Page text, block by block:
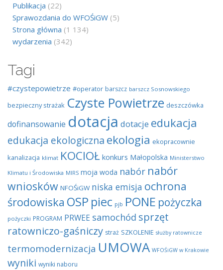
Publikacja (22)
Sprawozdania do WFOŚiGW (5)
Strona główna (1 134)
wydarzenia (342)
Tagi
#czystepowietrze #operator barszcz barszcz Sosnowskiego
bezpieczny strażak Czyste Powietrze deszczówka
dofinansowanie dotacja dotacje edukacja
edukacja ekologiczna ekologia ekopracownie
kanalizacja klimat KOCIOŁ konkurs Małopolska Ministerstwo
Klimatu i Środowiska MIRS moja woda nabór nabór
wniosków NFOŚiGW niska emisja ochrona
środowiska OSP piec pjb PONE pożyczka
pożyczki PROGRAM PRWEE samochód sprzęt
ratowniczo-gaśniczy straż SZKOLENIE służby ratownicze
termomodernizacja UMOWA WFOŚiGW w Krakowie
wyniki wyniki naboru